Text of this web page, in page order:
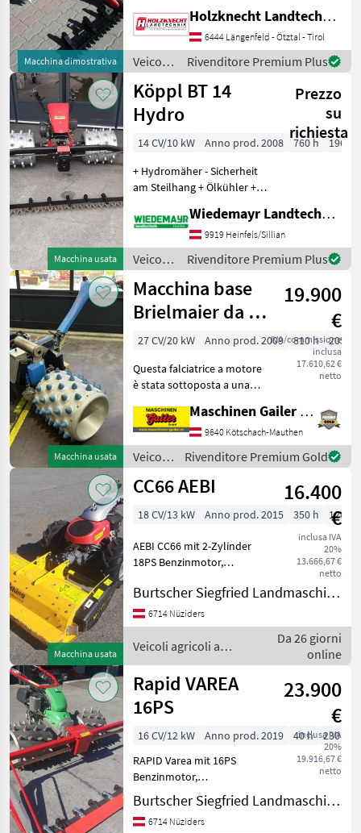
Macchina dimostrativa
Hydrostatischer
Fahrantrieb, gegenläufige
Radmotoren
(Aktivlenkung),
elektromagentische
Kupplung,
Holzknecht Landtechnik GmbH.
6444 Längenfeld - Ötztal - Tirol
Veicoli
agricoli
a
motore
/ Aebi
Rivenditore Premium Plus
Macchina usata
Köppl BT 14
Hydro
Prezzo
su
richiesta
14 CV/10 kW Anno prod. 2008 760 h
196
+ Hydromäher - Sicherheit
am Steilhang + Ölkühler +
+ Vor und Rückwärtsfahrt
mittels komfortabler
Drehgriff schaltbar +
Lenkbremseinr
Wiedemayr Landtechnik GmbH
9919 Heinfels/Sillian
Veicoli
agricoli
a
motore
/ Köppl
Rivenditore Premium Plus
Macchina usata
Macchina base
Brielmaier da 27
PS con rulli a
punte
19.900
€
IVA/commissione
inclusa
17.610,62 €
netto
27 CV/20 kW Anno prod. 2009 810 h
205
Questa falciatrice a motore
è stata sottoposta a una
nostra officina e sono state
sostituite molte parti
soggette a usura (il motore
è stato
Maschinen Gailer GmbH
9640 Kötschach-Mauthen
Veicoli
agricoli
a
Rivenditore Premium Gold
Macchina usata
CC66 AEBI
16.400
€
inclusa IVA
20%
13.666,67 €
netto
18 CV/13 kW Anno prod. 2015 350 h 120
AEBI CC66 mit 2-Zylinder
18PS Benzinmotor,
Fahrantrieb, Lenkholmen
und Lenkhebellenkung
sperrbar, 3-
Geschwindigkeitsstufen,
Burtscher Siegfried Landmaschinen
6714 Nüziders
Veicoli agricoli a
motore / Aebi
Da 26 giorni
online
Rapid VAREA
16PS
23.900
€
inclusa IVA
20%
19.916,67 €
netto
16 CV/12 kW Anno prod. 2019 40 h
230 cm
RAPID Varea mit 16PS
Benzinmotor,
Hydrostatischem
Fahrantrieb,
Radausschaltung, Holmen
Burtscher Siegfried Landmaschinen
6714 Nüziders